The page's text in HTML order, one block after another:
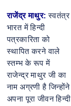
राजेंद्र माथुर:स्वतंत्र
भारत में हिन्दी
पत्रकारिता को
स्थापित करने वाले
स्तम्भ के रूप में
राजेन्द्र माथुर जी का
नाम अग्रणी है जिन्होंने
अपना पूरा जीवन हिन्दी